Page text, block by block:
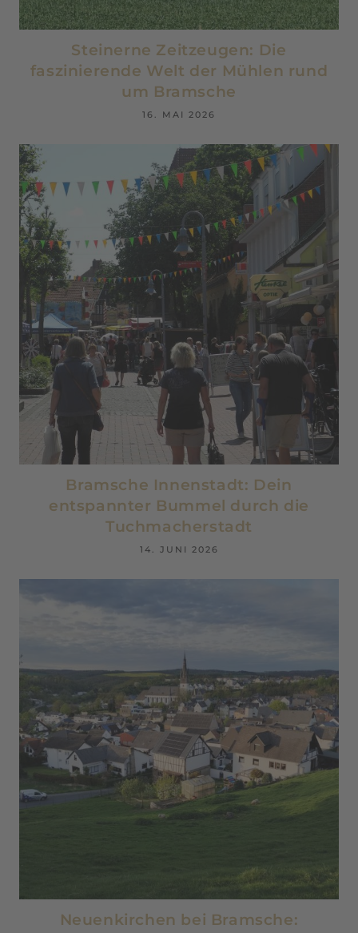
Steinerne Zeitzeugen: Die
faszinierende Welt der Mühlen rund
um Bramsche
16. MAI 2026
Bramsche Innenstadt: Dein
entspannter Bummel durch die
Tuchmacherstadt
14. JUNI 2026
Neuenkirchen bei Bramsche: